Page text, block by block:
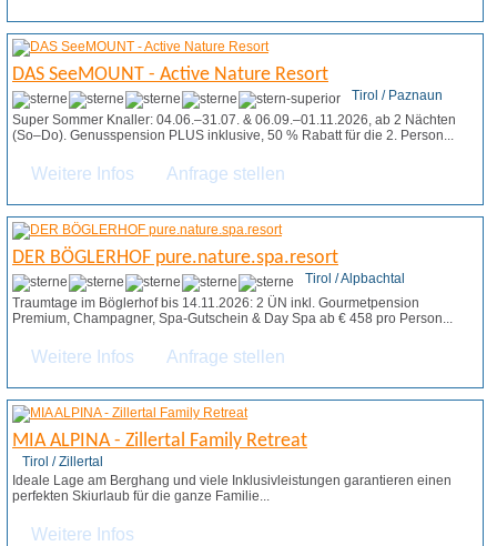
DAS SeeMOUNT - Active Nature Resort
Tirol / Paznaun
Super Sommer Knaller: 04.06.–31.07. & 06.09.–01.11.2026, ab 2 Nächten
(So–Do). Genusspension PLUS inklusive, 50 % Rabatt für die 2. Person...
Weitere Infos Anfrage stellen
DER BÖGLERHOF pure.nature.spa.resort
Tirol / Alpbachtal
Traumtage im Böglerhof bis 14.11.2026: 2 ÜN inkl. Gourmetpension
Premium, Champagner, Spa-Gutschein & Day Spa ab € 458 pro Person...
Weitere Infos Anfrage stellen
MIA ALPINA - Zillertal Family Retreat
Tirol / Zillertal
Ideale Lage am Berghang und viele Inklusivleistungen garantieren einen
perfekten Skiurlaub für die ganze Familie...
Weitere Infos